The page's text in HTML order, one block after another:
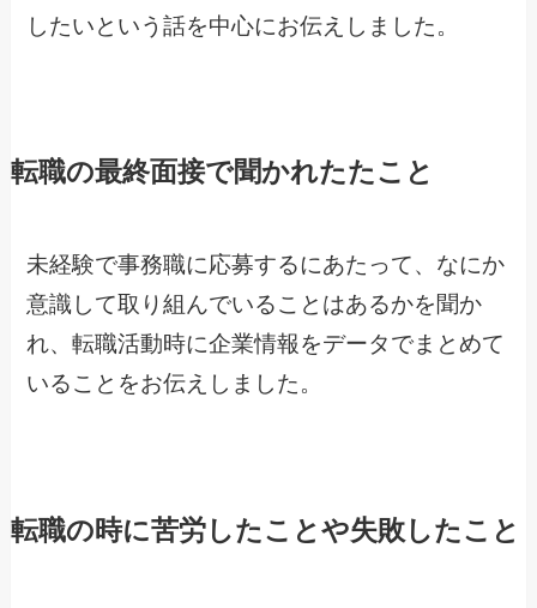
したいという話を中心にお伝えしました。
転職の最終面接で聞かれたたこと
未経験で事務職に応募するにあたって、なにか
意識して取り組んでいることはあるかを聞か
れ、転職活動時に企業情報をデータでまとめて
いることをお伝えしました。
転職の時に苦労したことや失敗したこと